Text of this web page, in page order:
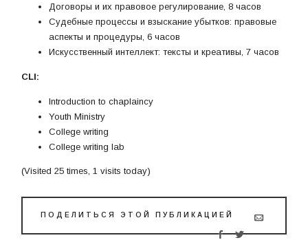
Договоры и их правовое регулирование, 8 часов
Судебные процессы и взыскание убытков: правовые
аспекты и процедуры, 6 часов
Искусственный интеллект: тексты и креативы, 7 часов
CLI:
Introduction to chaplaincy
Youth Ministry
College writing
College writing lab
(Visited 25 times, 1 visits today)
ПОДЕЛИТЬСЯ ЭТОЙ ПУБЛИКАЦИЕЙ